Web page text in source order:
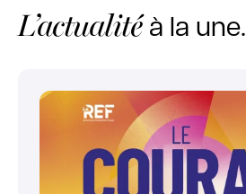
L’actualitéà la une.